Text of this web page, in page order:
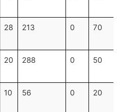
28 213 0 70
20 288 0 50
10 56 0 20